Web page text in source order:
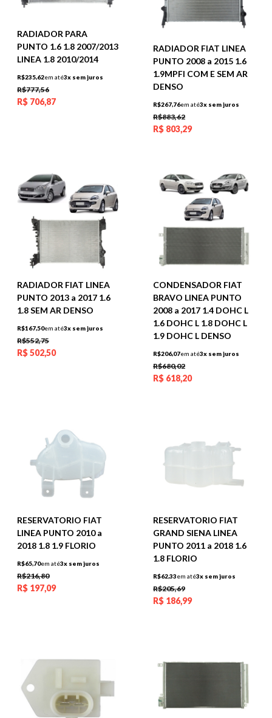
RADIADOR PARA
PUNTO 1.6 1.8 2007/2013
LINEA 1.8 2010/2014
R$235,62em até3x sem juros
R$777,56
R$ 706,87
RADIADOR FIAT LINEA
PUNTO 2008 a 2015 1.6
1.9MPFI COM E SEM AR
DENSO
R$267,76em até3x sem juros
R$883,62
R$ 803,29
RADIADOR FIAT LINEA
PUNTO 2013 a 2017 1.6
1.8 SEM AR DENSO
R$167,50em até3x sem juros
R$552,75
R$502,50
CONDENSADOR FIAT
BRAVO LINEA PUNTO
2008 a 2017 1.4 DOHC L
1.6 DOHC L 1.8 DOHC L
1.9 DOHC L DENSO
R$206,07em até3x sem juros
R$680,02
R$ 618,20
RESERVATORIO FIAT
LINEA PUNTO 2010 a
2018 1.8 1.9 FLORIO
R$65,70em até3x sem juros
R$216,80
R$ 197,09
RESERVATORIO FIAT
GRAND SIENA LINEA
PUNTO 2011 a 2018 1.6
1.8 FLORIO
R$62,33em até3x sem juros
R$205,69
R$ 186,99